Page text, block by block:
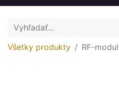
Všetky produkty RF-modul